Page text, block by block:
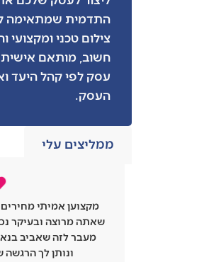
התדמית שמתאימה
צילום טכני ומקצועי
חשוב, מותאם אישית
עסק לפי קהל היעד
העסק.
ממליצים עלי
מזמן לא נתקלתי
מאוד ממליץ על אביב
עיסאם JEFF יפו